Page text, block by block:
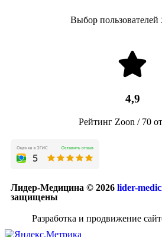
Выбор пользователей
4,9
Рейтинг Zoon / 70
Лидер-Медицина © 2026 lider-
защищены
Разработка и продвижение